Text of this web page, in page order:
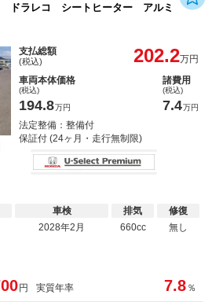
ラレコ シートヒーター アルミ
支払総額
(税込) 202.2万円
車両本体価格
(税込)
194.8万円
諸費用
(税込)
7.4万円
法定整備：整備付
保証付 (24ヶ月・走行無制限)
車検
2028年2月
排気
660cc
修復
無し
円 実質年率 7.8 ％